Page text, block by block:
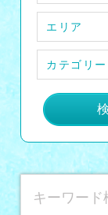
エリア
カテゴリー